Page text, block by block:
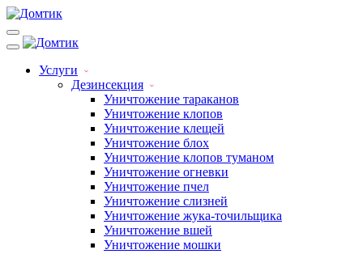
Услуги
Дезинсекция
Уничтожение тараканов
Уничтожение клопов
Уничтожение клещей
Уничтожение блох
Уничтожение клопов туманом
Уничтожение огневки
Уничтожение пчел
Уничтожение слизней
Уничтожение жука-точильщика
Уничтожение вшей
Уничтожение мошки